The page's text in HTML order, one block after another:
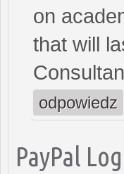
on
that will
odpowiedz
PayPal